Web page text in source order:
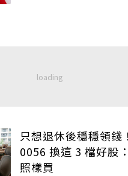
只想退休後穩穩領錢
0056 換這 3 檔好股
照樣買